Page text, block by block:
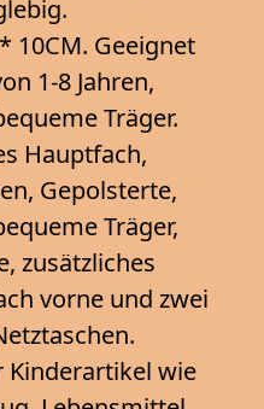
10CM. Geeignet
1-8 Jahren,
Träger.
Hauptfach,
Gepolsterte,
Träger,
zusätzliches
vorne und zwei
Kinderartikel wie